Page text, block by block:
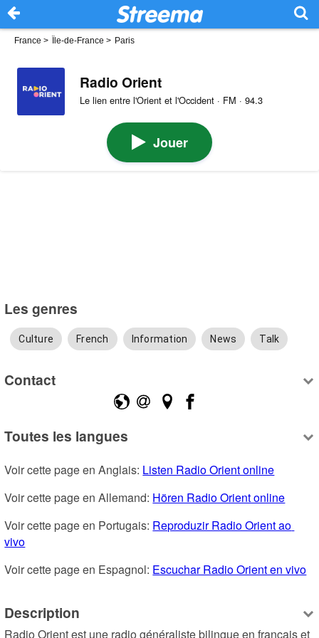
France > Île-de-France > Paris
Radio Orient
Le lien entre l'Orient et l'Occident · FM · 94.3
Jouer
Les genres
Culture French Information News Talk
Contact
Toutes les langues
Voir cette page en Anglais: Listen Radio Orient online
Voir cette page en Allemand: Hören Radio Orient online
Voir cette page en Portugais: Reproduzir Radio Orient ao
vivo
Voir cette page en Espagnol: Escuchar Radio Orient en vivo
Description
Radio Orient est une radio généraliste bilingue en français et